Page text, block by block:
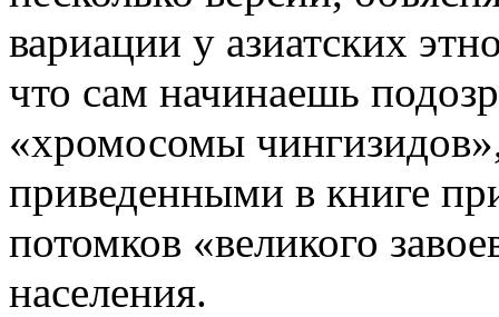
вариации у азиатских
что сам начинаешь
«хромосомы
приведенными в книге
потомков «великого
населения.